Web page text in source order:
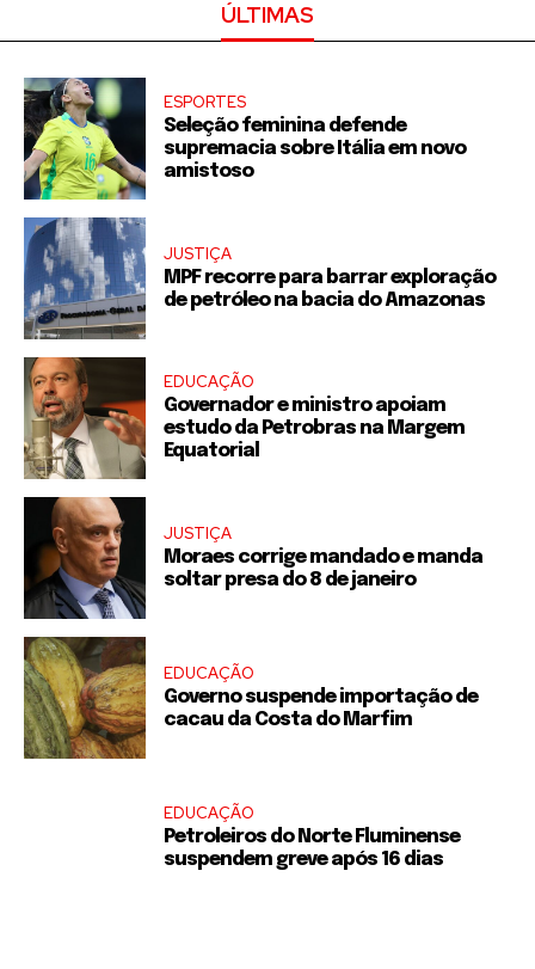
ÚLTIMAS
ESPORTES
Seleção feminina defende
supremacia sobre Itália em novo
amistoso
JUSTIÇA
MPF recorre para barrar exploração
de petróleo na bacia do Amazonas
EDUCAÇÃO
Governador e ministro apoiam
estudo da Petrobras na Margem
Equatorial
JUSTIÇA
Moraes corrige mandado e manda
soltar presa do 8 de janeiro
EDUCAÇÃO
Governo suspende importação de
cacau da Costa do Marfim
EDUCAÇÃO
Petroleiros do Norte Fluminense
suspendem greve após 16 dias